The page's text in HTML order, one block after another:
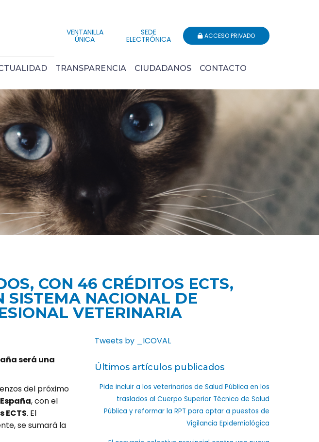
VENTANILLA
ÚNICA
SEDE
ELECTRÓNICA ACCESO PRIVADO
TRANSPARENCIA CIUDADANOS CONTACTO
CON 46 CRÉDITOS ECTS,
SISTEMA NACIONAL DE
VETERINARIA
será una
del próximo
, con el
ECTS. El
se sumará la
Tweets by _ICOVAL
Últimos artículos publicados
Pide incluir a los veterinarios de Salud Pública en los
traslados al Cuerpo Superior Técnico de Salud
Pública y reformar la RPT para optar a puestos de
Vigilancia Epidemiológica